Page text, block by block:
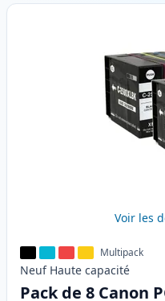
Produits
Voir les
Multipack
Neuf Haute capacité
Pack de 8 Canon